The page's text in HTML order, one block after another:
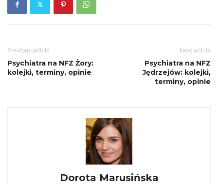
Previous article
Psychiatra na NFZ Żory:
kolejki, terminy, opinie
Next article
Psychiatra na NFZ
Jędrzejów: kolejki,
terminy, opinie
Dorota Marusińska